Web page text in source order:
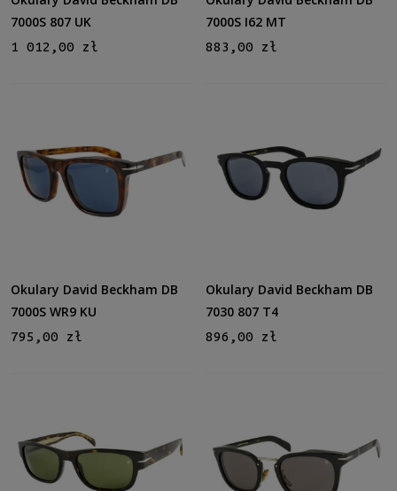
7000S 807 UK
1 012,00 zł
7000S I62 MT
883,00 zł
Okulary David Beckham DB
7000S WR9 KU
795,00 zł
Okulary David Beckham DB
7030 807 T4
896,00 zł